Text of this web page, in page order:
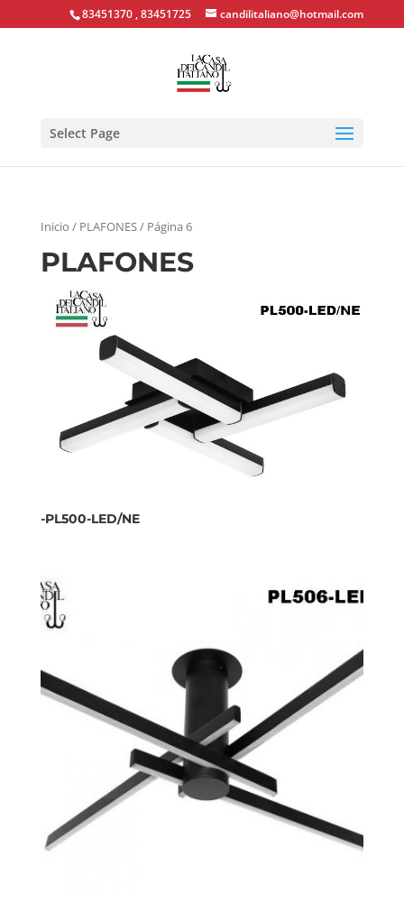
83451370 , 83451725 candilitaliano@hotmail.com
Select Page
Inicio / PLAFONES / Página 6
PLAFONES
-PL500-LED/NE